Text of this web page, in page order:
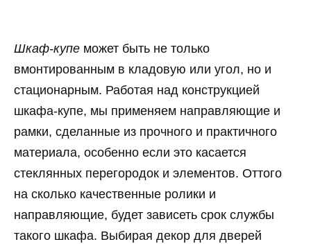
Шкаф-купе может быть не только
вмонтированным в кладовую или угол, но и
стационарным. Работая над конструкцией
шкафа-купе, мы применяем направляющие и
рамки, сделанные из прочного и практичного
материала, особенно если это касается
стеклянных перегородок и элементов. Оттого
на сколько качественные ролики и
направляющие, будет зависеть срок службы
такого шкафа. Выбирая декор для дверей